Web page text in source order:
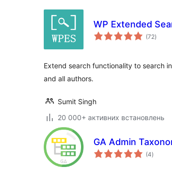
WP Extended
(72)
Extend search functionality to search
and all authors.
Sumit Singh
20 000+ активних встановлень
GA Admin
(4рейтинг
)